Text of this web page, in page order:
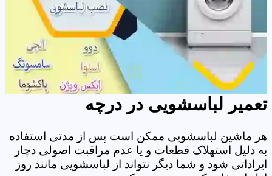
تعمیر لباسشویی در درچه
هر ماشین لباسشویی ممکن است پس از مدتی استفاده
به دلیل استهلاک قطعات و یا عدم مراقبت اصولی دچار
ایراداتی شود و شما دیگر نتواند از لباسشویی مانند روز